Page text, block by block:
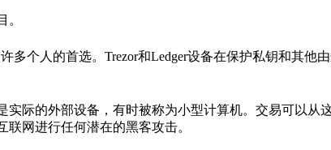
。
多个人的首选。Trezor和Ledger设备在保护私钥和其他
际的外部设备，有时被称为小型计算机。交易可以从
网进行任何潜在的黑客攻击。